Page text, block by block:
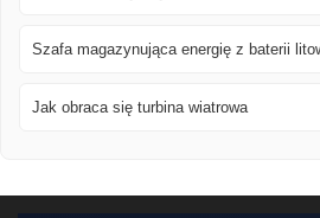
Szafa magazynująca energię z baterii
Jak obraca się turbina wiatrowa